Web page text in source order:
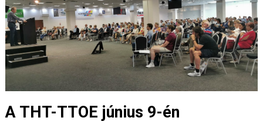
A THT-TTOE június 9-én